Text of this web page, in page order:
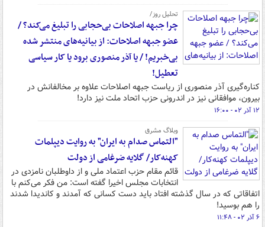
تحلیل روز/
چرا جبهه اصلاحات بی‌حجابی را تبلیغ می‌کند؟ /
عضو جبهه اصلاحات: از بیانیه‌های منتشر شده
بی‌خبریم! / یا آذر منصوری برود یا کار سیاسی
تعطیل!
کناره‌گیری آذر منصوری از ریاست جبهه اصلاحات علاوه بر مخالفانش در
بیرون، موافقانی نیز در اندرونی حزب اتحاد ملت نیز دارد!
۱۲ آذر ۰۲ - ۱۶:۰۰
وبلاگ مشرق
"التماس صدام به ایران" به روایت دیپلمات
کهنه‌کار/ گلایه ضرغامی از دولت
قائم مقام حزب اعتماد ملی و از داوطلبان نامزدی در
انتخابات مجلس اخیرا گفته است: من فکر می‌کنم با
اتفاقاتی که در سال گذشته افتاد باید دست کسانی که آمدند و کاندیدا شدند
را هم بوسید!
۶ آذر ۰۲ - ۱۱:۴۸